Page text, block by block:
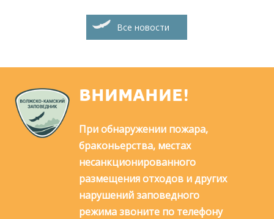
Все новости
ВНИМАНИЕ!
При обнаружении пожара,
браконьерства, местах
несанкционированного
размещения отходов и других
нарушений заповедного
режима звоните по телефону